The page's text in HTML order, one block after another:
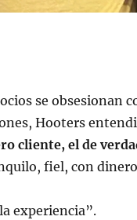
se obsesionan
Hooters
cliente, el de
fiel, con
experiencia”.